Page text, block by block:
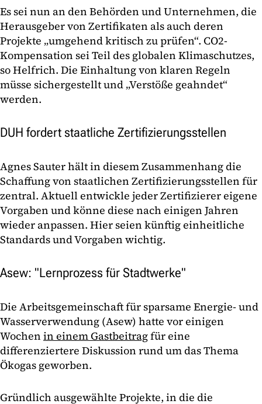
Es sei nun an den Behörden und Unternehmen, die
Herausgeber von Zertifikaten als auch deren
Projekte „umgehend kritisch zu prüfen“. CO2-
Kompensation sei Teil des globalen Klimaschutzes,
so Helfrich. Die Einhaltung von klaren Regeln
müsse sichergestellt und „Verstöße geahndet“
werden.
DUH fordert staatliche Zertifizierungsstellen
Agnes Sauter hält in diesem Zusammenhang die
Schaffung von staatlichen Zertifizierungsstellen für
zentral. Aktuell entwickle jeder Zertifizierer eigene
Vorgaben und könne diese nach einigen Jahren
wieder anpassen. Hier seien künftig einheitliche
Standards und Vorgaben wichtig.
Asew: "Lernprozess für Stadtwerke"
Die Arbeitsgemeinschaft für sparsame Energie- und
Wasserverwendung (Asew) hatte vor einigen
Wochen in einem Gastbeitragfür eine
differenziertere Diskussion rund um das Thema
Ökogas geworben.
Gründlich ausgewählte Projekte, in die die